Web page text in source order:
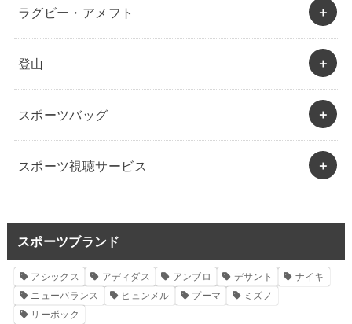
ラグビー・アメフト
登山
スポーツバッグ
スポーツ視聴サービス
スポーツブランド
アシックス アディダス アンブロ デサント
ナイキ
ニューバランス
ヒュンメル プーマ
ミズノ
リーボック